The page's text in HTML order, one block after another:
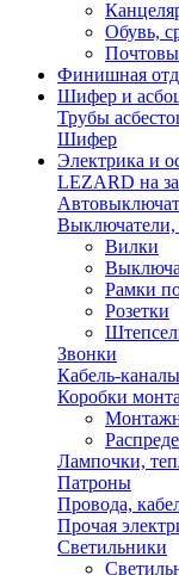
Обувь,
Финишная
Шифер и
Трубы
Шифер
Электрика и
LEZARD на
Выключатели,
Вилки
Рамки
Розетки
Звонки
Кабель-
Коробки
Лампочки,
Патроны
Провода,
Прочая
Светильники